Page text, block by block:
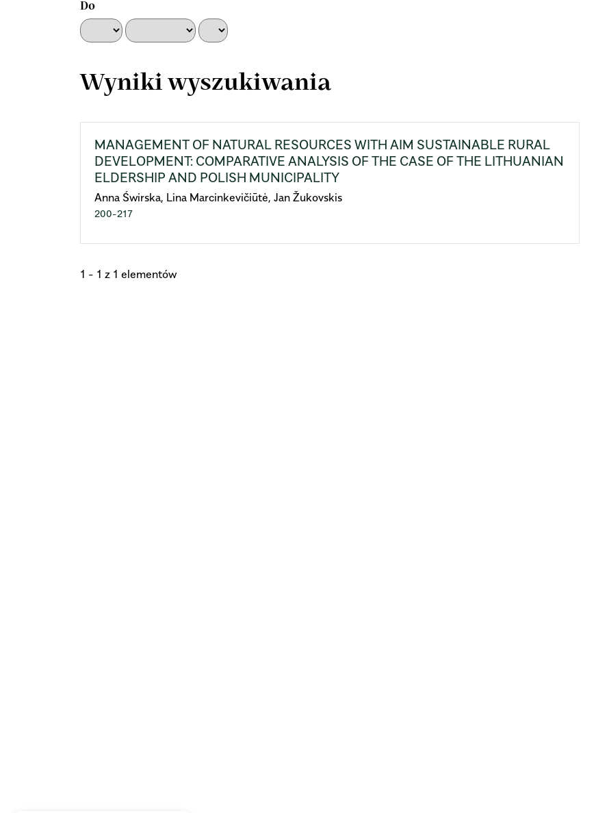
Do
Wyniki wyszukiwania
MANAGEMENT OF NATURAL RESOURCES WITH AIM SUSTAINABLE RURAL
DEVELOPMENT: COMPARATIVE ANALYSIS OF THE CASE OF THE LITHUANIAN
ELDERSHIP AND POLISH MUNICIPALITY
Anna Świrska, Lina Marcinkevičiūtė, Jan Žukovskis
200-217
1 - 1 z 1 elementów